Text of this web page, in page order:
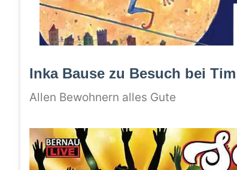
Inka Bause zu Besuch bei
Allen Bewohnern alles Gute